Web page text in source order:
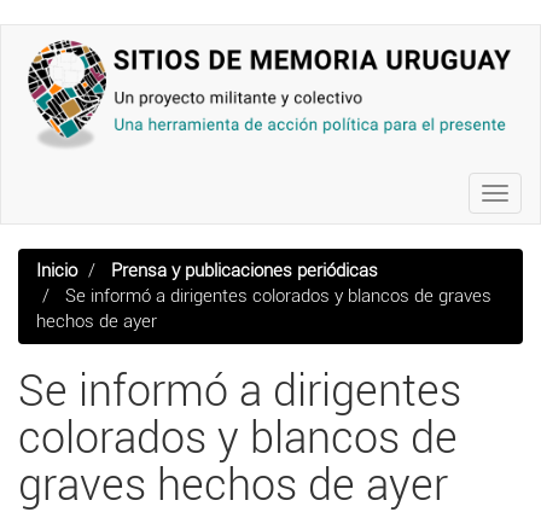
contenido
principal
Inicio
Prensa y publicaciones periódicas
Se informó a dirigentes colorados y blancos de graves
hechos de ayer
Se informó a dirigentes
colorados y blancos de
graves hechos de ayer